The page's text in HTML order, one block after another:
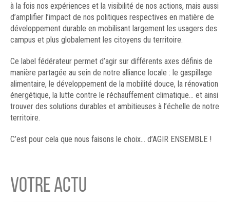
à la fois nos expériences et la visibilité de nos actions, mais aussi
d’amplifier l’impact de nos politiques respectives en matière de
développement durable en mobilisant largement les usagers des
campus et plus globalement les citoyens du territoire.
Ce label fédérateur permet d’agir sur différents axes définis de
manière partagée au sein de notre alliance locale : le gaspillage
alimentaire, le développement de la mobilité douce, la rénovation
énergétique, la lutte contre le réchauffement climatique… et ainsi
trouver des solutions durables et ambitieuses à l’échelle de notre
territoire.
C’est pour cela que nous faisons le choix… d’AGIR ENSEMBLE !
VOTRE ACTU